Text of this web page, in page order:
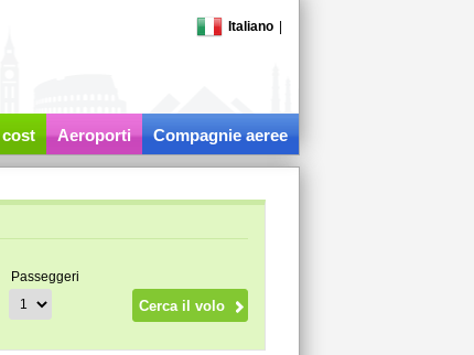
Italiano
Aeroporti Compagnie aeree
Passeggeri